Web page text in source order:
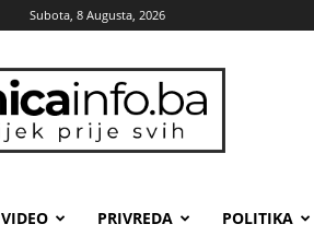
Subota, 8 Augusta, 2026
zenicainfo.ba
VIDEO PRIVREDA POLITIKA